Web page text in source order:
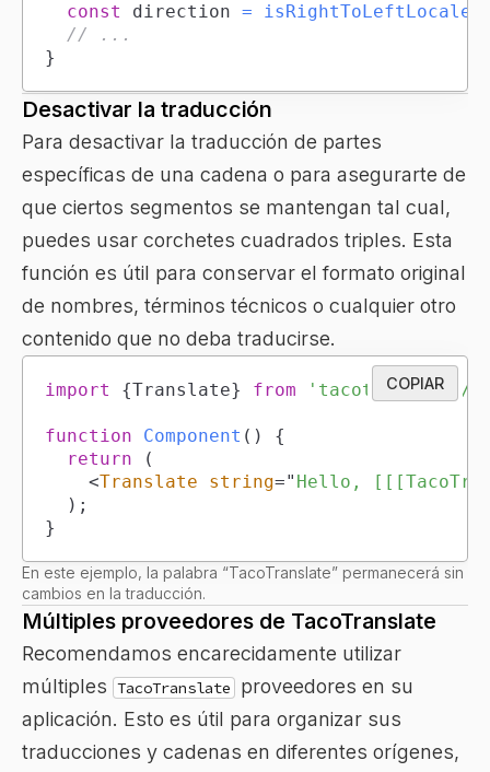
const
direction =
// ...
}
Desactivar la traducción
Para desactivar la traducción de partes
específicas de una cadena o para asegurarte de
que ciertos segmentos se mantengan tal cual,
puedes usar corchetes cuadrados triples. Esta
función es útil para conservar el formato original
de nombres, términos técnicos o cualquier otro
contenido que no deba traducirse.
COPIAR
import {Translate} from 'tacotranslate/
function Component ( )
{
return
(
<Translate string=" Hello,
) ;
}
En este ejemplo, la palabra “TacoTranslate” permanecerá sin
cambios en la traducción.
Múltiples proveedores de TacoTranslate
Recomendamos encarecidamente utilizar
múltiples TacoTranslate
proveedores en su
aplicación. Esto es útil para organizar sus
traducciones y cadenas en diferentes orígenes,